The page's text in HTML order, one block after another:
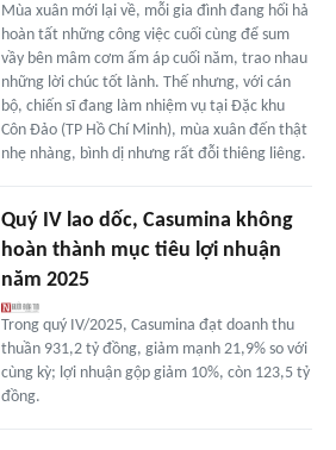
Mùa xuân mới lại về, mỗi gia đình đang hối hả
hoàn tất những công việc cuối cùng để sum
vầy bên mâm cơm ấm áp cuối năm, trao nhau
những lời chúc tốt lành. Thế nhưng, với cán
bộ, chiến sĩ đang làm nhiệm vụ tại Đặc khu
Côn Đảo (TP Hồ Chí Minh), mùa xuân đến thật
nhẹ nhàng, bình dị nhưng rất đỗi thiêng liêng.
Quý IV lao dốc, Casumina không
hoàn thành mục tiêu lợi nhuận
năm 2025
Trong quý IV/2025, Casumina đạt doanh thu
thuần 931,2 tỷ đồng, giảm mạnh 21,9% so với
cùng kỳ; lợi nhuận gộp giảm 10%, còn 123,5 tỷ
đồng.